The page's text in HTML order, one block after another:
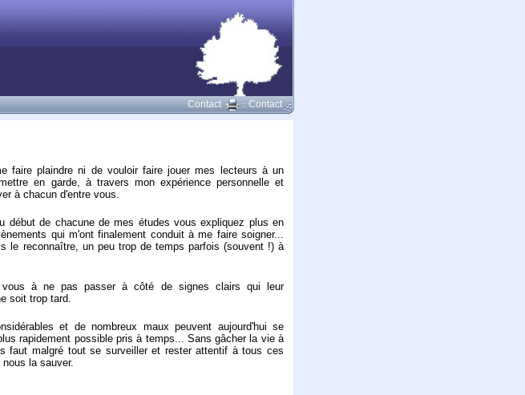
Contact :: Contact
faire plaindre ni de vouloir faire jouer mes lecteurs à un
en garde, à travers mon expérience personnelle et
à chacun d'entre vous.
début de chacune de mes études vous expliquez plus en
qui m'ont finalement conduit à me faire soigner...
le reconnaître, un peu trop de temps parfois (souvent !) à
vous à ne pas passer à côté de signes clairs qui leur
soit trop tard.
et de nombreux maux peuvent aujourd'hui se
rapidement possible pris à temps... Sans gâcher la vie à
faut malgré tout se surveiller et rester attentif à tous ces
la sauver.